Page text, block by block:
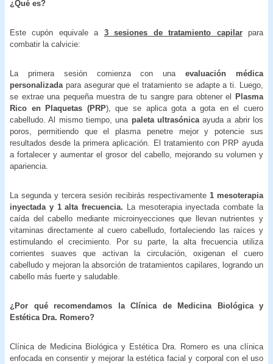
¿Qué es?
Este cupón equivale a 3 sesiones de tratamiento capilarpara
combatir la calvicie:
La primera sesión comienza con una evaluación médica
personalizada para asegurar que el tratamiento se adapte a ti. Luego,
se extrae una pequeña muestra de tu sangre para obtener el
Plasma
Rico en Plaquetas (PRP), que se aplica gota a gota en el cuero
cabelludo. Al mismo tiempo, una paleta ultrasónicaayuda a abrir los
poros, permitiendo que el plasma penetre mejor y potencie sus
resultados desde la primera aplicación. El tratamiento con PRP ayuda
a fortalecer y aumentar el grosor del cabello, mejorando su volumen y
apariencia.
La segunda y tercera sesión recibirás respectivamente 1 mesoterapia
inyectada y 1 alta frecuencia. La mesoterapia inyectada combate la
caída del cabello mediante microinyecciones que llevan nutrientes y
vitaminas directamente al cuero cabelludo, fortaleciendo las raíces y
estimulando el crecimiento. Por su parte, la alta frecuencia utiliza
corrientes suaves que activan la circulación, oxigenan el cuero
cabelludo y mejoran la absorción de tratamientos capilares, logrando un
cabello más fuerte y saludable.
¿Por qué recomendamos la Clínica de Medicina Biológica y
Estética Dra. Romero?
Clínica de Medicina Biológica y Estética Dra. Romero es una clínica
enfocada en consentir y mejorar la estética facial y corporal con el uso